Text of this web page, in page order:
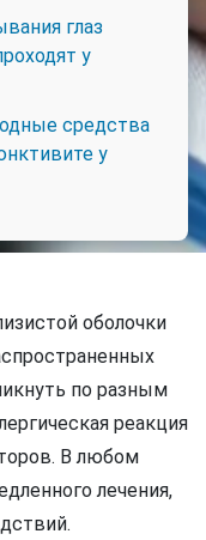
глаз
у
средства
у
оболочки
по разным
реакция
В любом
лечения,